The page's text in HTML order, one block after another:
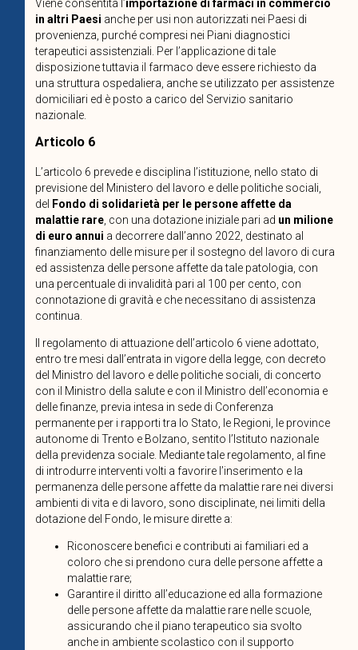
Viene consentita l’importazione di farmaci in commercio
in altri Paesi anche per usi non autorizzati nei Paesi di
provenienza, purché compresi nei Piani diagnostici
terapeutici assistenziali. Per l’applicazione di tale
disposizione tuttavia il farmaco deve essere richiesto da
una struttura ospedaliera, anche se utilizzato per assistenze
domiciliari ed è posto a carico del Servizio sanitario
nazionale.
Articolo 6
L’articolo 6 prevede e disciplina l’istituzione, nello stato di
previsione del Ministero del lavoro e delle politiche sociali,
del Fondo di solidarietà per le persone affette da
malattie rare, con una dotazione iniziale pari ad un milione
di euro annui a decorrere dall’anno 2022, destinato al
finanziamento delle misure per il sostegno del lavoro di cura
ed assistenza delle persone affette da tale patologia, con
una percentuale di invalidità pari al 100 per cento, con
connotazione di gravità e che necessitano di assistenza
continua.
Il regolamento di attuazione dell’articolo 6 viene adottato,
entro tre mesi dall’entrata in vigore della legge, con decreto
del Ministro del lavoro e delle politiche sociali, di concerto
con il Ministro della salute e con il Ministro dell’economia e
delle finanze, previa intesa in sede di Conferenza
permanente per i rapporti tra lo Stato, le Regioni, le province
autonome di Trento e Bolzano, sentito l’Istituto nazionale
della previdenza sociale. Mediante tale regolamento, al fine
di introdurre interventi volti a favorire l’inserimento e la
permanenza delle persone affette da malattie rare nei diversi
ambienti di vita e di lavoro, sono disciplinate, nei limiti della
dotazione del Fondo, le misure dirette a:
Riconoscere benefici e contributi ai familiari ed a
coloro che si prendono cura delle persone affette a
malattie rare;
Garantire il diritto all’educazione ed alla formazione
delle persone affette da malattie rare nelle scuole,
assicurando che il piano terapeutico sia svolto
anche in ambiente scolastico con il supporto